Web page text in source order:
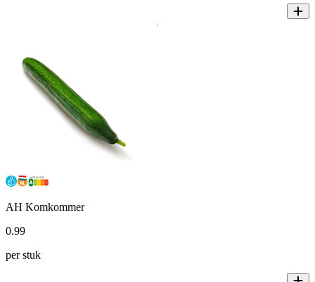
AH Komkommer
0.99
per stuk